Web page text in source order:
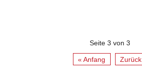
Seite 3 von 3
« Anfang Zurück